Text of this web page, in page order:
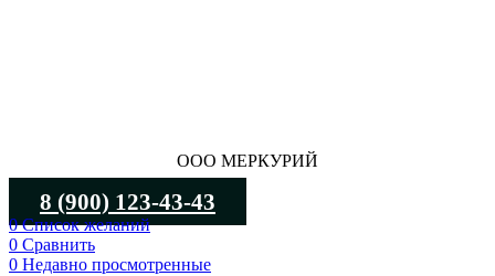
ООО МЕРКУРИЙ
8 (900) 123-43-43
0Список желаний
0 Сравнить
0 Недавно просмотренные